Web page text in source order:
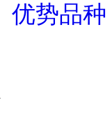
优势品种